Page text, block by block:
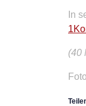
In
(40